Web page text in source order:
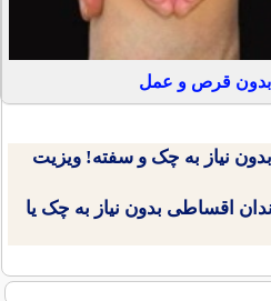
بدون قرص و عمل
نیاز به چک و سفته! ویزیت
اقساطی بدون نیاز به چک یا